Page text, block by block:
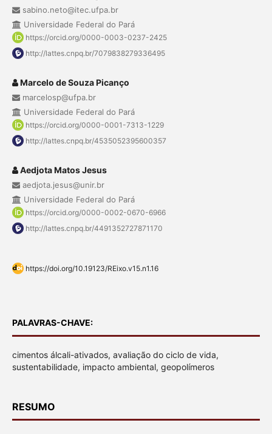
sabino.neto@itec.ufpa.br
Universidade Federal do Pará
https://orcid.org/0000-0003-0237-2425
http://lattes.cnpq.br/7079838279336495
Marcelo de Souza Picanço
marcelosp@ufpa.br
Universidade Federal do Pará
https://orcid.org/0000-0001-7313-1229
http://lattes.cnpq.br/4535052395600357
Aedjota Matos Jesus
aedjota.jesus@unir.br
Universidade Federal do Pará
https://orcid.org/0000-0002-0670-6966
http://lattes.cnpq.br/4491352727871170
https://doi.org/10.19123/REixo.v15.n1.16
PALAVRAS-CHAVE:
cimentos álcali-ativados, avaliação do ciclo de vida,
sustentabilidade, impacto ambiental, geopolímeros
RESUMO